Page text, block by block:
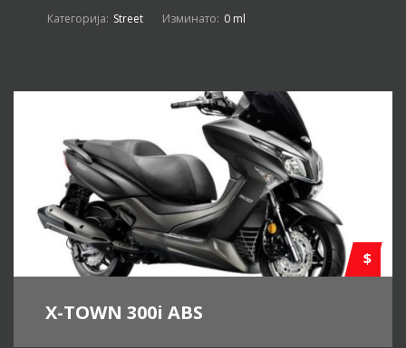
Категорија: Street Изминато: 0 ml
$
X-TOWN 300i ABS